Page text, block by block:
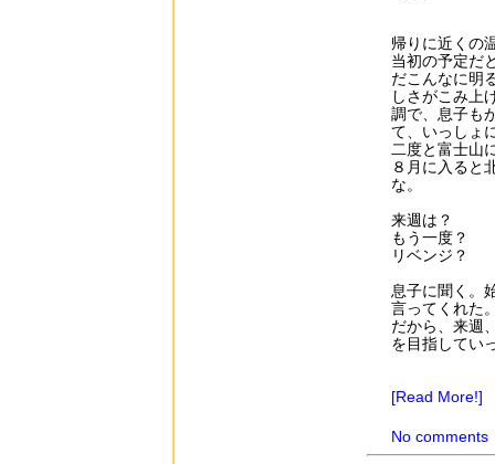
帰りに近くの
当初の予定だ
だこんなに明
しさがこみ上
調で、息子も
て、いっしょ
二度と富士山
８月に入ると
な。
来週は？
もう一度？
リベンジ？
息子に聞く。
言ってくれた
だから、来週
を目指してい
[Read More!]
No comments